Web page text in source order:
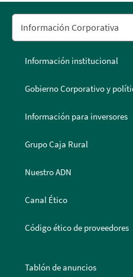
Información institucional
Gobierno Corporativo y
Información para inversores
Grupo Caja Rural
Nuestro ADN
Canal Ético
Código ético de proveedores
Tablón de anuncios